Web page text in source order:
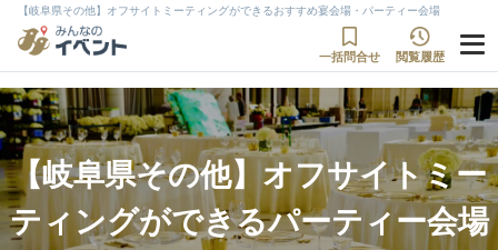
【岐阜県その他】オフサイトミーティングができるおすすめ宴会場・パーティー会場
一括問合せ 閲覧履歴
【岐阜県その他】オフサイトミー
ティングができるパーティー会場